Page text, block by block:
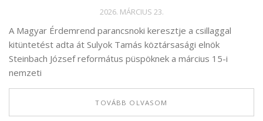
2026. MÁRCIUS 23.
A Magyar Érdemrend parancsnoki keresztje a csillaggal
kitüntetést adta át Sulyok Tamás köztársasági elnök
Steinbach József református püspöknek a március 15-i
nemzeti
TOVÁBB OLVASOM